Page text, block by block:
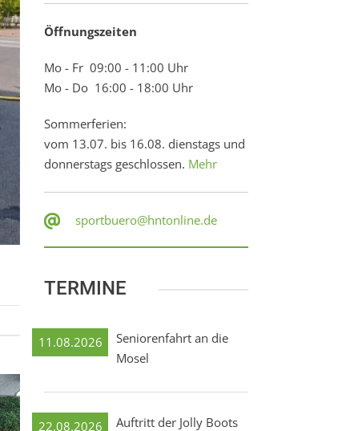
Öffnungszeiten
Mo - Fr 09:00 - 11:00 Uhr
Mo - Do 16:00 - 18:00 Uhr
Sommerferien:
vom 13.07. bis 16.08. dienstags und
donnerstags geschlossen. Mehr
sportbuero@hntonline.de
TERMINE
11.08.2026
Seniorenfahrt an die
Mosel
22.08.2026
Auftritt der Jolly Boots